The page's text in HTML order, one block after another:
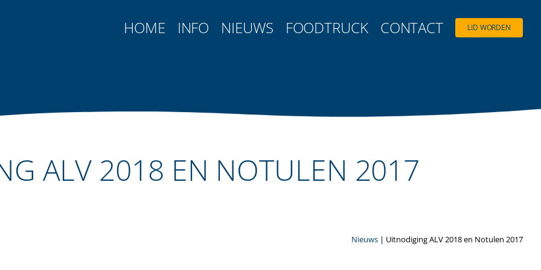
HOME INFO NIEUWS FOODTRUCK CONTACT LID WORDEN
ALV 2018 EN NOTULEN 2017
Nieuws | Uitnodiging ALV 2018 en Notulen 2017